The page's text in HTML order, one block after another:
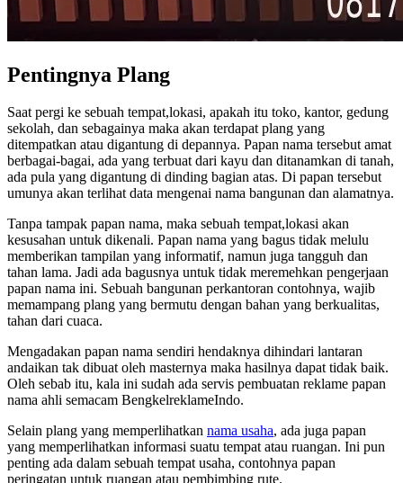
Pentingnya Plang
Saat pergi ke sebuah tempat,lokasi, apakah itu toko, kantor, gedung
sekolah, dan sebagainya maka akan terdapat plang yang
ditempatkan atau digantung di depannya. Papan nama tersebut amat
berbagai-bagai, ada yang terbuat dari kayu dan ditanamkan di tanah,
ada pula yang digantung di dinding bagian atas. Di papan tersebut
umunya akan terlihat data mengenai nama bangunan dan alamatnya.
Tanpa tampak papan nama, maka sebuah tempat,lokasi akan
kesusahan untuk dikenali. Papan nama yang bagus tidak melulu
memberikan tampilan yang informatif, namun juga tangguh dan
tahan lama. Jadi ada bagusnya untuk tidak meremehkan pengerjaan
papan nama ini. Sebuah bangunan perkantoran contohnya, wajib
memampang plang yang bermutu dengan bahan yang berkualitas,
tahan dari cuaca.
Mengadakan papan nama sendiri hendaknya dihindari lantaran
andaikan tak dibuat oleh masternya maka hasilnya dapat tidak baik.
Oleh sebab itu, kala ini sudah ada servis pembuatan reklame papan
nama ahli semacam BengkelreklameIndo.
Selain plang yang memperlihatkan nama usaha, ada juga papan
yang memperlihatkan informasi suatu tempat atau ruangan. Ini pun
penting ada dalam sebuah tempat usaha, contohnya papan
peringatan untuk ruangan atau pembimbing rute.